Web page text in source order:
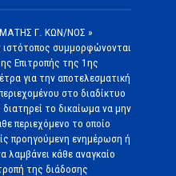
Γ. ΚΩΝ/ΝΟΣ »
ιστότοπος συμμορφώνονται
Επιτροπής της 1ης
για την αποτελεσματική
στο διαδίκτυο
το δικαίωμα να μην
περιεχόμενο το οποίο
προηγούμενη ενημέρωση ή
λαμβάνει κάθε αναγκαίο
της διάδοσης